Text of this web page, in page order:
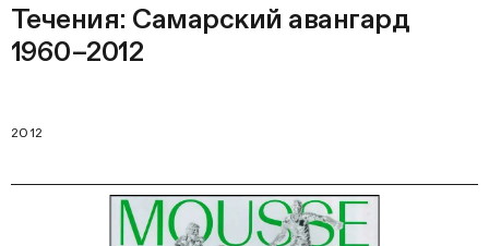
Течения: Самарский авангард
1960–2012
2012